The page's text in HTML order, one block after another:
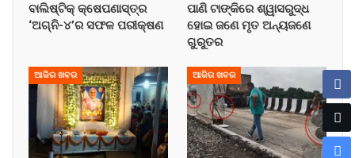
ବାଲିଷ୍ଟିକ୍ କ୍ଷେପଣାସ୍ତ୍ର
‘ଅଗ୍ନି-୪’ର ସଫଳ ପରୀକ୍ଷଣ
ପାଣି ଟାଙ୍କିରେ ଶ୍ୱାସରୁଦ୍ଧ
ହୋଇ ଜଣେ ମୃତ ଅନ୍ୟଜଣେ
ଗୁରୁତର
ଆଜିର ଖବର ଆଜିର ଖବର